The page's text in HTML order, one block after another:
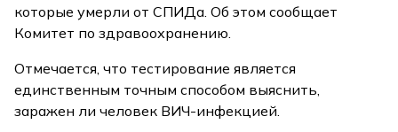
которые умерли от СПИДа. Об этом сообщает
Комитет по здравоохранению.
Отмечается, что тестирование является
единственным точным способом выяснить,
заражен ли человек ВИЧ-инфекцией.